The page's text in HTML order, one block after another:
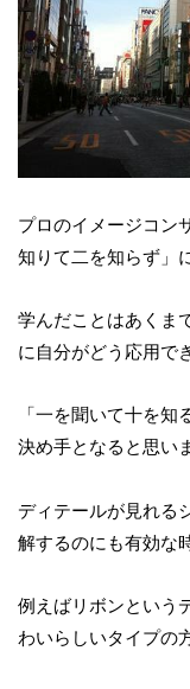
プロのイメージコン
知りて二を知らず」
学んだことはあくま
に自分がどう応用で
「一を聞いて十を
決め手となると思い
ディテールが見れる
解するのにも有効な
例えばリボンという
わいらしいタイプの